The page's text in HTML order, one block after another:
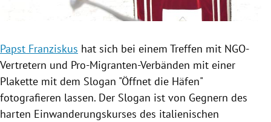
Untermenü
Papst Franziskus hat sich bei einem Treffen mit NGO-
Vertretern und Pro-Migranten-Verbänden mit einer
Plakette mit dem Slogan "Öffnet die Häfen"
fotografieren lassen. Der Slogan ist von Gegnern des
harten Einwanderungskurses des italienischen